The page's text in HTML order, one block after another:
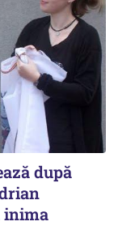
după
inima